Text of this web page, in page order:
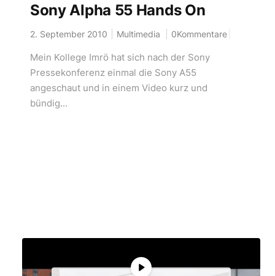
Sony Alpha 55 Hands On
2. September 2010 Multimedia 0Kommentare
Mein Kollege Imrö hat sich nach der Sony
Pressekonferenz einmal die Sony A55
angeschaut und in einem Video kurz und
bündig...